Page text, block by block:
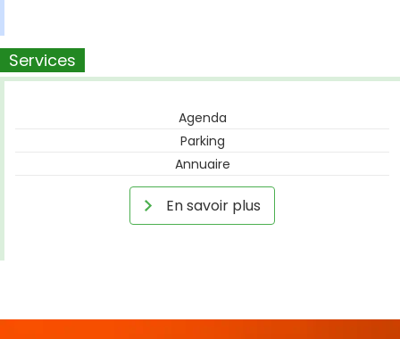
Services
Agenda
Parking
Annuaire
En savoir plus